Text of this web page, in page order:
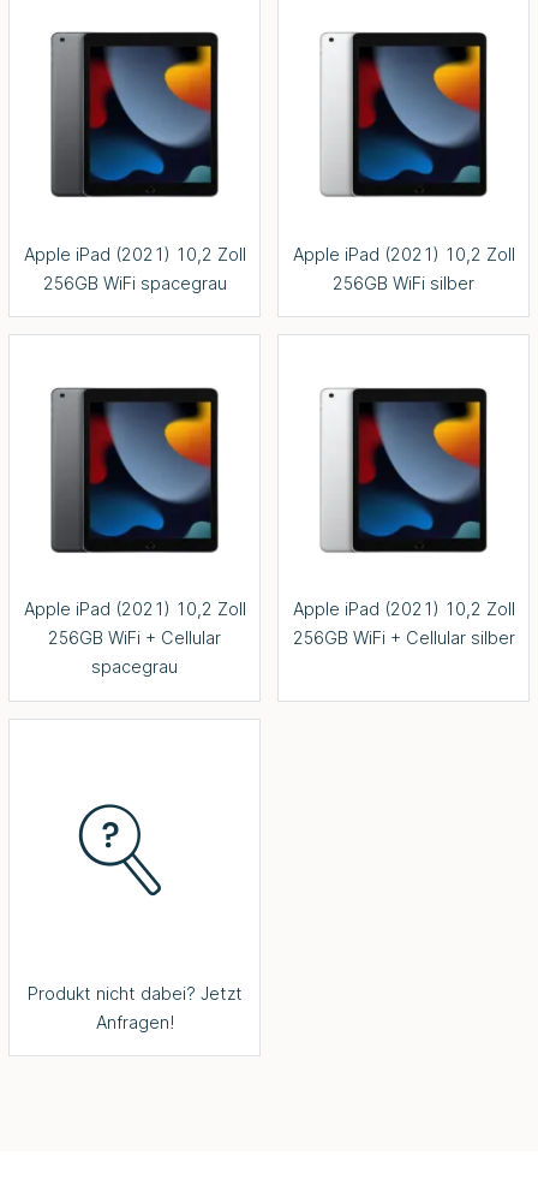
Apple iPad (2021) 10,2 Zoll
256GB WiFi spacegrau
Apple iPad (2021) 10,2 Zoll
256GB WiFi silber
Apple iPad (2021) 10,2 Zoll
256GB WiFi + Cellular
spacegrau
Apple iPad (2021) 10,2 Zoll
256GB WiFi + Cellular silber
Produkt nicht dabei? Jetzt
Anfragen!